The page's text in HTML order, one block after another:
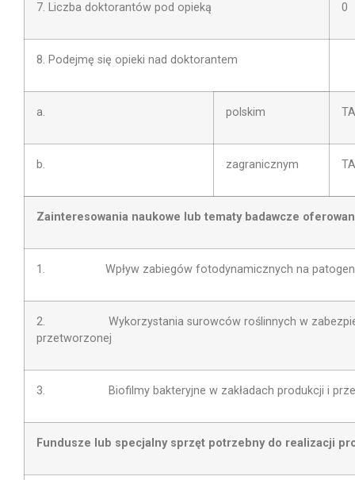
7. Liczba doktorantów pod opieką 0
8. Podejmę się opieki nad doktorantem
a. polskim
b. zagranicznym
Zainteresowania naukowe lub tematy badawcze
1. Wpływ zabiegów fotodynamicznych na
2. Wykorzystania surowców roślinnych w
przetworzonej
3. Biofilmy bakteryjne w zakładach produkcji i
Fundusze lub specjalny sprzęt potrzebny do realizacji